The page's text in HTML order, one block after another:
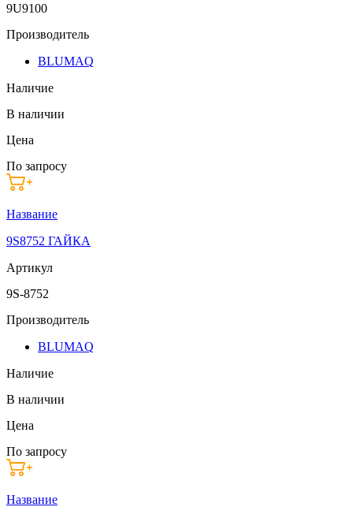
9U9100
Производитель
BLUMAQ
Наличие
В наличии
Цена
По запросу
Название
9S8752 ГАЙКА
Артикул
9S-8752
Производитель
BLUMAQ
Наличие
В наличии
Цена
По запросу
Название